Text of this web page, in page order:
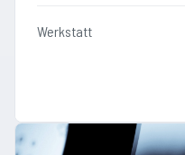
Werkstatt